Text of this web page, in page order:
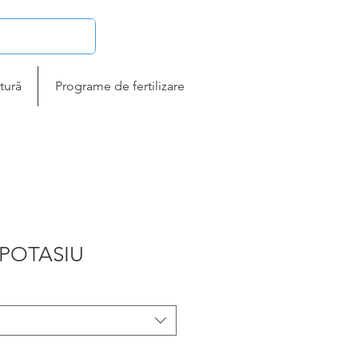
Programe de fertilizare